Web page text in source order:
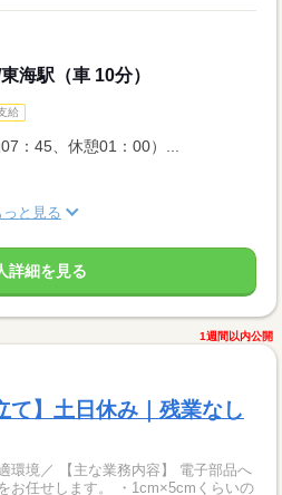
海駅（車 10分）
給
：45、休憩01：00）...
っと見る
詳細を見る
1週間以内公開
て】土日休み｜残業なし
電子部品へ
・1cm×5cmくらいの